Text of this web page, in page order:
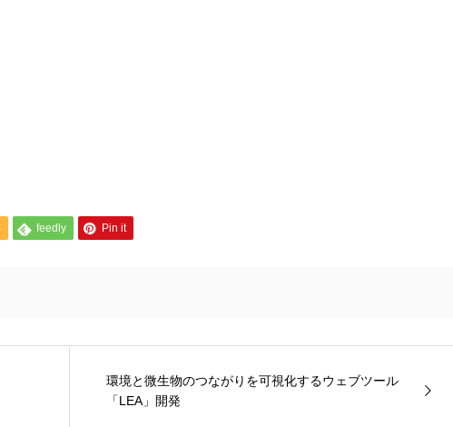
feedly Pin it
環境と微生物のつながりを可視化するウェブツール
「LEA」開発